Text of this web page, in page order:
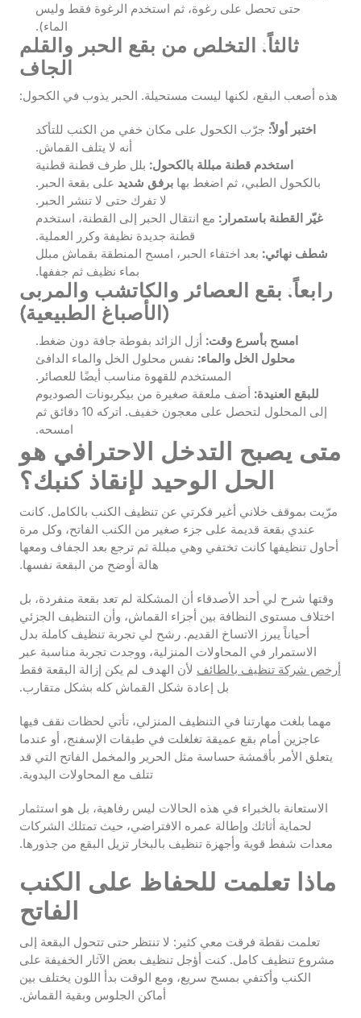
حتى تحصل على رغوة، ثم استخدم الرغوة فقط وليس
الماء).
ثالثاً: التخلص من بقع الحبر والقلم
الجاف
هذه أصعب البقع، لكنها ليست مستحيلة. الحبر يذوب في الكحول:
اختبر أولاً: جرّب الكحول على مكان خفي من الكنب للتأكد
أنه لا يتلف القماش.
استخدم قطنة مبللة بالكحول: بلل طرف قطنة قطنية
بالكحول الطبي، ثم اضغط بها برفق شديد على بقعة الحبر.
لا تفرك حتى لا تنشر الحبر.
غيّر القطنة باستمرار: مع انتقال الحبر إلى القطنة، استخدم
قطنة جديدة نظيفة وكرر العملية.
شطف نهائي: بعد اختفاء الحبر، امسح المنطقة بقماش مبلل
بماء نظيف ثم جففها.
رابعاً: بقع العصائر والكاتشب والمربى
(الأصباغ الطبيعية)
امسح بأسرع وقت: أزل الزائد بفوطة جافة دون ضغط.
محلول الخل والماء: نفس محلول الخل والماء الدافئ
المستخدم للقهوة مناسب أيضًا للعصائر.
للبقع العنيدة: أضف ملعقة صغيرة من بيكربونات الصوديوم
إلى المحلول لتحصل على معجون خفيف. اتركه 10 دقائق ثم
امسحه.
متى يصبح التدخل الاحترافي هو
الحل الوحيد لإنقاذ كنبك؟
مرّيت بموقف خلاني أغير فكرتي عن تنظيف الكنب بالكامل. كانت
عندي بقعة قديمة على جزء صغير من الكنب الفاتح، وكل مرة
أحاول تنظيفها كانت تختفي وهي مبللة ثم ترجع بعد الجفاف ومعها
هالة أوضح من البقعة نفسها.
وقتها شرح لي أحد الأصدقاء أن المشكلة لم تعد بقعة منفردة، بل
اختلاف مستوى النظافة بين أجزاء القماش، وأن التنظيف الجزئي
أحياناً يبرز الاتساخ القديم. رشح لي تجربة تنظيف كاملة بدل
الاستمرار في المحاولات المنزلية، ووجدت تجربة مناسبة عبر
أرخص شركة تنظيف بالطائف لأن الهدف لم يكن إزالة البقعة فقط
بل إعادة شكل القماش كله بشكل متقارب.
مهما بلغت مهارتنا في التنظيف المنزلي، تأتي لحظات نقف فيها
عاجزين أمام بقع عميقة تغلغلت في طبقات الإسفنج، أو عندما
يتعلق الأمر بأقمشة حساسة مثل الحرير والمخمل الفاتح التي قد
تتلف مع المحاولات اليدوية.
الاستعانة بالخبراء في هذه الحالات ليس رفاهية، بل هو استثمار
لحماية أثاثك وإطالة عمره الافتراضي، حيث تمتلك الشركات
معدات شفط قوية وأجهزة تنظيف بالبخار تزيل البقع من جذورها.
ماذا تعلمت للحفاظ على الكنب
الفاتح
تعلمت نقطة فرقت معي كثير: لا تنتظر حتى تتحول البقعة إلى
مشروع تنظيف كامل. كنت أؤجل تنظيف بعض الآثار الخفيفة على
الكنب وأكتفي بمسح سريع، ومع الوقت بدأ اللون يختلف بين
أماكن الجلوس وبقية القماش.